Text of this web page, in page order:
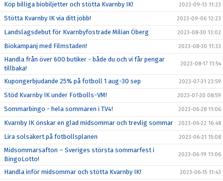
Köp billiga biobiljetter och stötta Kvarnby IK! 2023-09-13 11:23
Stötta Kvarnby IK via ditt jobb! 2023-09-06 12:23
Landslagsdebut för Kvarnbyfostrade Milian Öberg 2023-08-30 13:02
Biokampanj med Filmstaden! 2023-08-30 11:33
Handla från över 600 butiker - både du och vi får pengar
tillbaka!
2023-08-17 11:54
Kupongerbjudande 25% på fotboll 1 aug-30 sep 2023-07-31 23:59
Stöd Kvarnby IK under Fotbolls-VM! 2023-07-20 08:59
Sommarbingo - hela sommaren i TV4! 2023-06-28 11:06
Kvarnby IK önskar en glad midsommar och trevlig sommar 2023-06-22 16:48
Lira solsäkert på fotbollsplanen 2023-06-21 15:08
Midsommarsafton – Sveriges största sommarfest i
BingoLotto!
2023-06-19 11:06
Handla inför midsommar och stötta Kvarnby IK! 2023-06-15 11:43